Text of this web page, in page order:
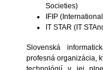
Societies)
IFIP
IT STAR (IT
Slovenská
profesná organizácia,